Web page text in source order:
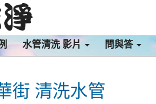
水管清洗 影片 問與答
街 清洗水管